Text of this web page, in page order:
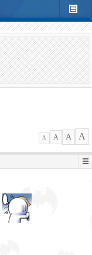
A A A A